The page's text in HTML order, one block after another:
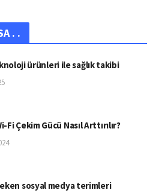
. .
ürünleri ile sağlık takibi
Çekim Gücü Nasıl Arttırılır?
sosyal medya terimleri